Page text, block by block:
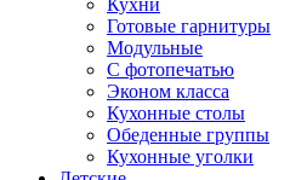
Кухни
Готовые гарнитуры
Модульные
С фотопечатью
Эконом класса
Кухонные столы
Обеденные группы
Кухонные уголки